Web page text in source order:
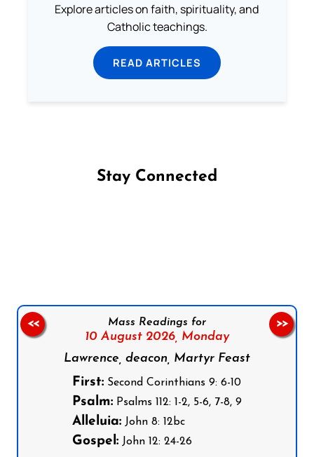
Explore articles on faith, spirituality, and
Catholic teachings.
READ ARTICLES
Stay Connected
Mass Readings for
10 August 2026, Monday
Lawrence, deacon, Martyr Feast
First: Second Corinthians 9: 6-10
Psalm: Psalms 112: 1-2, 5-6, 7-8, 9
Alleluia: John 8: 12bc
Gospel: John 12: 24-26
<< >>